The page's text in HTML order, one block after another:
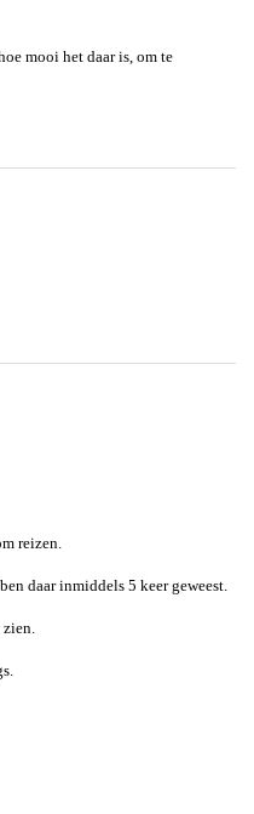
mooi het daar is, om te
reizen.
daar inmiddels 5 keer geweest.